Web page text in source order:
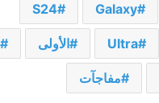
Galaxy
S24
Ultra الأولى
مفاجآت